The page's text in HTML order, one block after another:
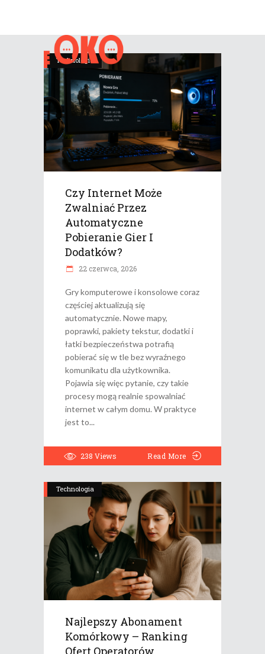
Technologia
Czy Internet Może
Zwalniać Przez
Automatyczne
Pobieranie Gier I
Dodatków?
22 czerwca, 2026
Gry komputerowe i konsolowe coraz
częściej aktualizują się
automatycznie. Nowe mapy,
poprawki, pakiety tekstur, dodatki i
łatki bezpieczeństwa potrafią
pobierać się w tle bez wyraźnego
komunikatu dla użytkownika.
Pojawia się więc pytanie, czy takie
procesy mogą realnie spowalniać
internet w całym domu. W praktyce
jest to
238 Views Read More
Technologia
Najlepszy Abonament
Komórkowy – Ranking
Ofert Operatorów